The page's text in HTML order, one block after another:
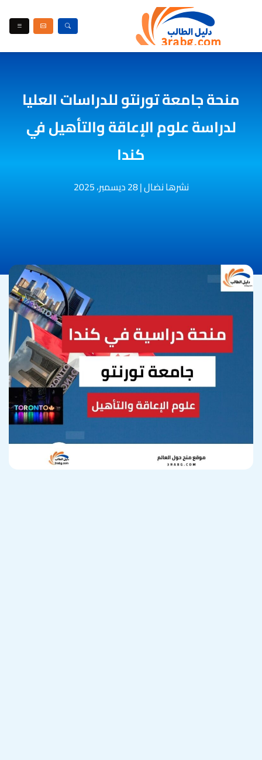
منحة جامعة تورنتو للدراسات العليا
لدراسة علوم الإعاقة والتأهيل في
كندا
نشرها نضال|28 ديسمبر، 2025